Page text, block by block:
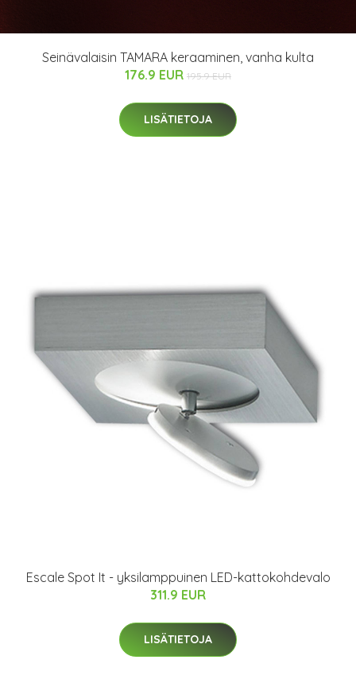
Seinävalaisin TAMARA keraaminen, vanha kulta
176.9 EUR 195.9 EUR
LISÄTIETOJA
Escale Spot It - yksilamppuinen LED-kattokohdevalo
311.9 EUR
LISÄTIETOJA